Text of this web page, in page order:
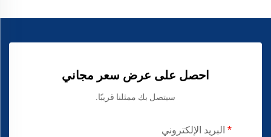
احصل على عرض سعر مجاني
سيتصل بك ممثلنا قريبًا.
البريد الإلكتروني